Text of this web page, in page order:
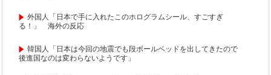
外国人「日本で手に入れたこのホログラムシール、すごすぎ
る！」 海外の反応
韓国人「日本は今回の地震でも段ボールベッドを出してきたので
後進国なのは変わらないようです」